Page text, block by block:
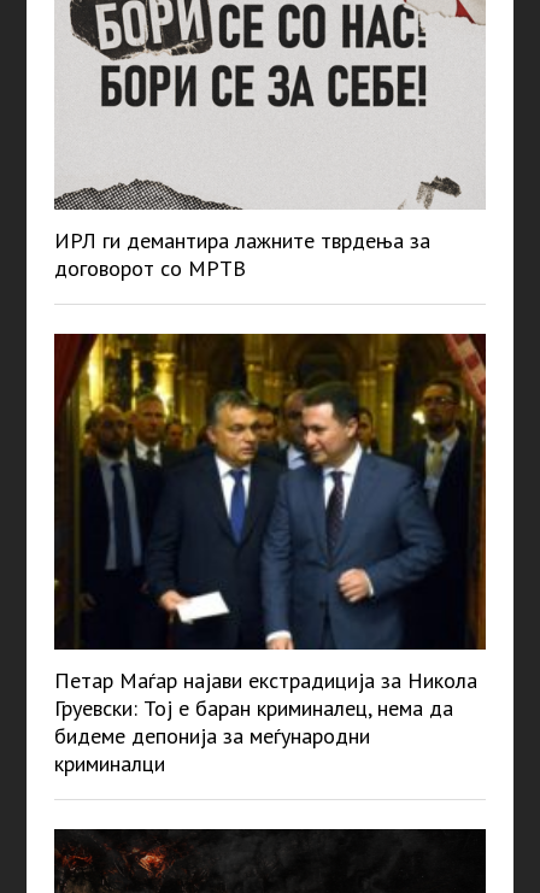
ИРЛ ги демантира лажните тврдења за
договорот со МРТВ
Петар Маѓар најави екстрадиција за Никола
Груевски: Тој е баран криминалец, нема да
бидеме депонија за меѓународни
криминалци